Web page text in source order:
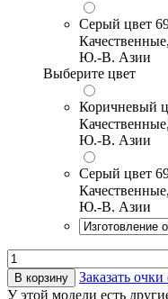
Серый цвет
Ю.-В. Азии
Выберите цвет
Коричневый
Ю.-В. Азии
Серый цвет
Ю.-В. Азии
В корзину
Заказать
У этой модели есть